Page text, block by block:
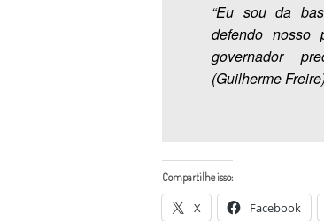
“Eu sou da
defendo nosso
governador
(Guilherme
Compartilhe isso:
X Facebook